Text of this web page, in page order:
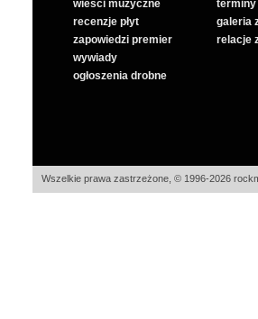
wieści muzyczne
recenzje płyt
zapowiedzi premier
wywiady
ogłoszenia drobne
galeria
relacje
Wszelkie prawa zastrzeżone, © 1996-2026